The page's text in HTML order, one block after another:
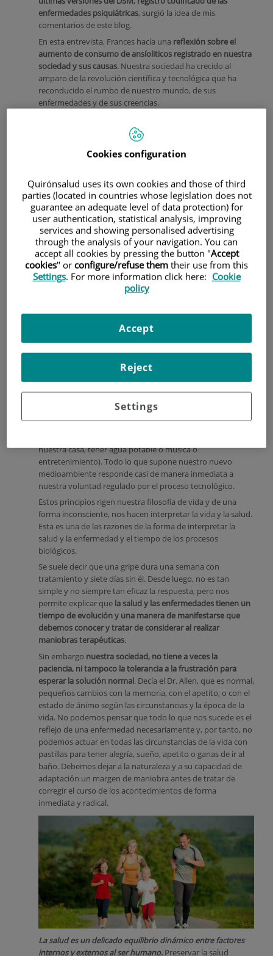
enfermedades psiquiátricas, surgió la idea de mis
comentarios de este blog.
En esta entrevista, Frances hacía una reflexión sobre el
aumento de consumo de ansíoliticos registrado en nuestra
sociedad y sus causas. Nuestra sociedad ha crecido al
amparo de la revolución científica y tecnológica que ha
reconducido el rumbo de nuestro mundo, de sus
enfermedades y de sus creencias.
muchos de los altares antes ocupados por la religión; y los
médicos, son o somos, los representantes en la Tierra de
ese poder supremo.
No es un papel nuevo, los chamanes, hombres-medicina
ocupaban el puesto en las civilizaciones antiguas pero
creencias que muchas veces se cubre con la medicina y sus
mandamientos.
Volviendo a la idea inicial. Nuestra sociedad acostumbra
cada vez más, a resolver los problemas cotidianos con un
nuestra casa, tener agua potable o música o
entretenimiento). Todo lo que supone nuestro nuevo
medioambiente responde casi de manera inmediata a
nuestra voluntad regulado por el proceso tecnológico.
Estos principios rigen nuestra filosofía de vida y de una
forma inconsciente, nos hacen interpretar la vida y la salud.
Esta es una de las razones de la forma de interpretar la
salud y la enfermedad y el tiempo de los procesos
biológicos.
Se suele decir que una gripe dura una semana con
tratamiento y siete días sin él. Desde luego, no es tan
simple y no siempre tan eficaz la respuesta, pero nos
permite explicar que la salud y las enfermedades tienen un
tiempo de evolución y una manera de manifestarse que
debemos conocer y tratar de considerar al realizar
maniobras terapéuticas.
Sin embargo nuestra sociedad, no tiene a veces la
paciencia, ni tampoco la tolerancia a la frustración para
esperar la solución normal. Decía el Dr. Allen, que es normal,
pequeños cambios con la memoria, con el apetito, o con el
estado de ánimo según las circunstancias y la época de la
vida. No podemos pensar que todo lo que nos sucede es el
reflejo de una enfermedad necesariamente y, por tanto, no
podemos actuar en todas las circunstancias de la vida con
pastillas para tener alegría, sueño, apetito o ganas de ir al
baño. Debemos dejar a la naturaleza y a su capacidad de
adaptación un margen de maniobra antes de tratar de
corregir el curso de los acontecimientos de forma
inmediata y radical.
La salud es un delicado equilibrio dinámico entre factores
internos y externos al ser humano. Preservar la salud
Cookies configuration
Quirónsalud uses its own cookies and those of third
parties (located in countries whose legislation does not
guarantee an adequate level of data protection) for
user authentication, statistical analysis, improving
services and showing personalised advertising
through the analysis of your navigation. You can
accept all cookies by pressing the button "Accept
cookies" or configure/refuse them their use from this
Settings. For more information click here: Cookie
policy
Settings
Reject
Accept